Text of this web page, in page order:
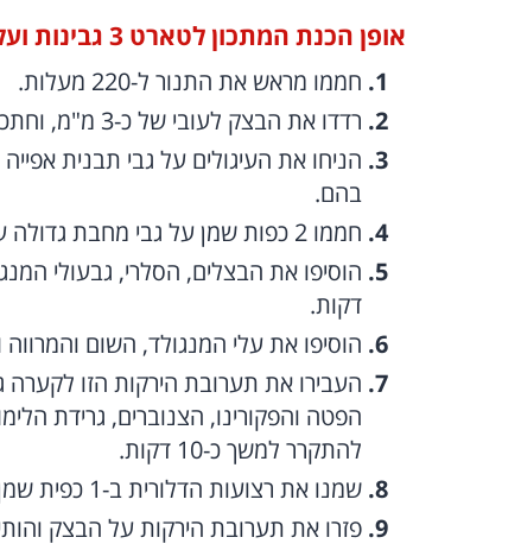
אופן הכנת המתכון לטארט 3 גבינות ועלים ירוקים:
חממו מראש את התנור ל-220 מעלות.
רדדו את הבצק לעובי של כ-3 מ"מ, וחתכו ממנו עיגולים בקוטר של 30 ס"מ.
הניחו את העיגולים על גבי תבנית
בהם.
חממו 2 כפות שמן על גבי מחבת גדולה על להבה גבוהה-בינונית.
דקות.
הוסיפו את עלי המנגולד, השום והמרווה
העבירו את תערובת הירקות הזו לקערה
להתקרר למשך כ-10 דקות.
שמנו את רצועות הדלורית ב-1 כפית שמן.
פזרו את תערובת הירקות על הבצק והותירו